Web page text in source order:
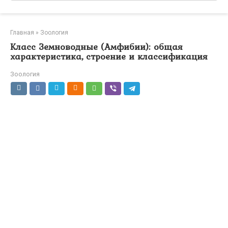
Главная » Зоология
Класс Земноводные (Амфибии): общая
характеристика, строение и классификация
Зоология